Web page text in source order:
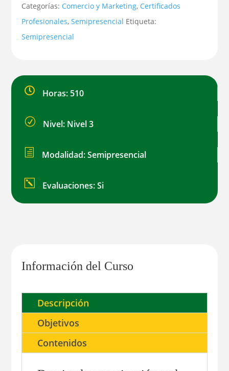
Categorías: Comercio y Marketing, Certificados
Profesionales,Semipresencial Etiqueta:
Semipresencial
 Horas: 510
R Nivel: Nivel 3
h Modalidad: Semipresencial
k Evaluaciones: Si
Información del Curso
Descripción
Objetivos
Contenidos